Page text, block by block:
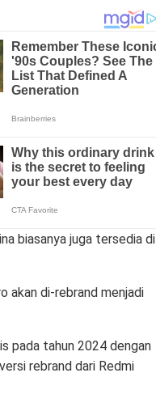
biasanya juga tersedia di
akan di-rebrand menjadi
pada tahun 2024 dengan
rebrand dari Redmi